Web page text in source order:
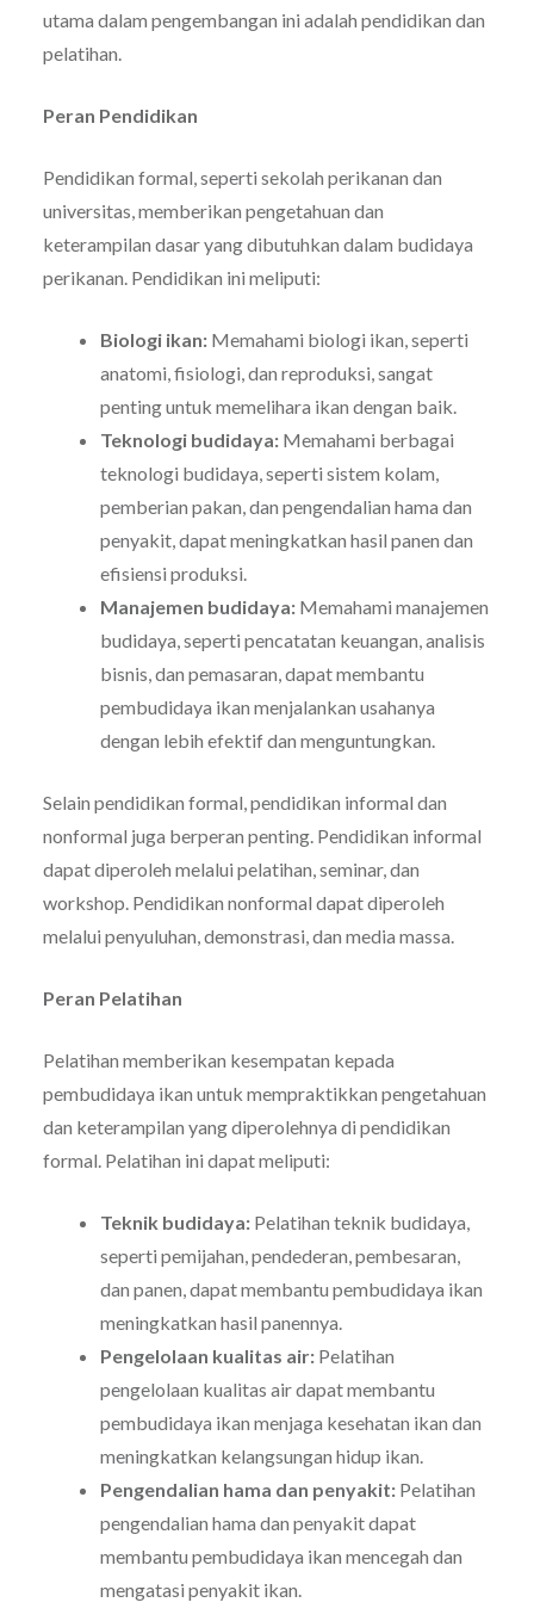
utama dalam pengembangan ini adalah pendidikan dan
pelatihan.
Peran Pendidikan
Pendidikan formal, seperti sekolah perikanan dan
universitas, memberikan pengetahuan dan
keterampilan dasar yang dibutuhkan dalam budidaya
perikanan. Pendidikan ini meliputi:
Biologi ikan:Memahami biologi ikan, seperti
anatomi, fisiologi, dan reproduksi, sangat
penting untuk memelihara ikan dengan baik.
Teknologi budidaya:Memahami berbagai
teknologi budidaya, seperti sistem kolam,
pemberian pakan, dan pengendalian hama dan
penyakit, dapat meningkatkan hasil panen dan
efisiensi produksi.
Manajemen budidaya:Memahami manajemen
budidaya, seperti pencatatan keuangan, analisis
bisnis, dan pemasaran, dapat membantu
pembudidaya ikan menjalankan usahanya
dengan lebih efektif dan menguntungkan.
Selain pendidikan formal, pendidikan informal dan
nonformal juga berperan penting. Pendidikan informal
dapat diperoleh melalui pelatihan, seminar, dan
workshop. Pendidikan nonformal dapat diperoleh
melalui penyuluhan, demonstrasi, dan media massa.
Peran Pelatihan
Pelatihan memberikan kesempatan kepada
pembudidaya ikan untuk mempraktikkan pengetahuan
dan keterampilan yang diperolehnya di pendidikan
formal. Pelatihan ini dapat meliputi:
Teknik budidaya:Pelatihan teknik budidaya,
seperti pemijahan, pendederan, pembesaran,
dan panen, dapat membantu pembudidaya ikan
meningkatkan hasil panennya.
Pengelolaan kualitas air:Pelatihan
pengelolaan kualitas air dapat membantu
pembudidaya ikan menjaga kesehatan ikan dan
meningkatkan kelangsungan hidup ikan.
Pengendalian hama dan penyakit:Pelatihan
pengendalian hama dan penyakit dapat
membantu pembudidaya ikan mencegah dan
mengatasi penyakit ikan.